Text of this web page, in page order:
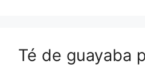
Té de guayaba